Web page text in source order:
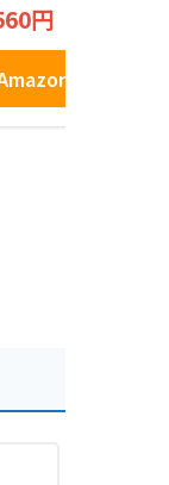
円
で見る